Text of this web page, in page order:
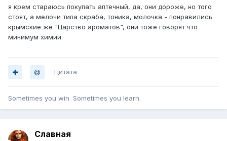
я крем стараюсь покупать аптечный, да, они дороже, но того
стоят, а мелочи типа скраба, тоника, молочка - понравились
крымские же "Царство ароматов", они тоже говорят что
минимум химии.
Цитата
Sometimes you win. Sometimes you learn.
Славная